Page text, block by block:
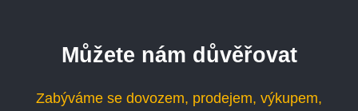
Můžete nám důvěřovat
Zabýváme se dovozem, prodejem, výkupem,